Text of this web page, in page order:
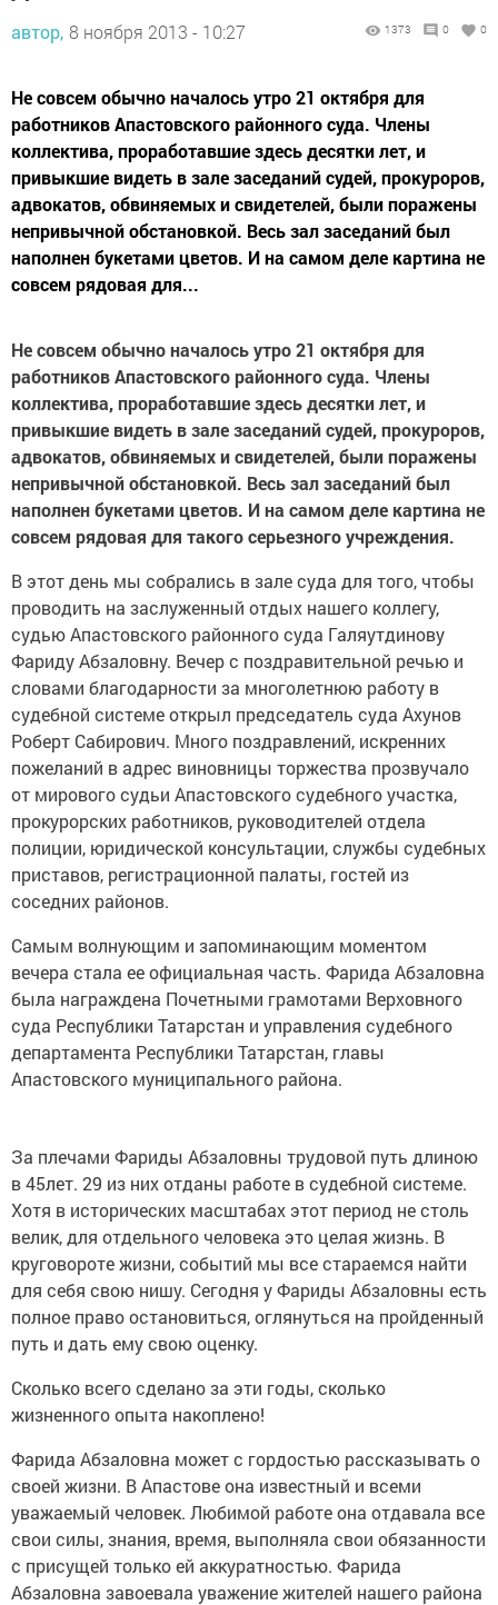
автор, 8 ноября 2013 - 10:27 1373 0 0
Не совсем обычно началось утро 21 октября для
работников Апастовского районного суда. Члены
коллектива, проработавшие здесь десятки лет, и
привыкшие видеть в зале заседаний судей, прокуроров,
адвокатов, обвиняемых и свидетелей, были поражены
непривычной обстановкой. Весь зал заседаний был
наполнен букетами цветов. И на самом деле картина не
совсем рядовая для...
Не совсем обычно началось утро 21 октября для
работников Апастовского районного суда. Члены
коллектива, проработавшие здесь десятки лет, и
привыкшие видеть в зале заседаний судей, прокуроров,
адвокатов, обвиняемых и свидетелей, были поражены
непривычной обстановкой. Весь зал заседаний был
наполнен букетами цветов. И на самом деле картина не
совсем рядовая для такого серьезного учреждения.
В этот день мы собрались в зале суда для того, чтобы
проводить на заслуженный отдых нашего коллегу,
судью Апастовского районного суда Галяутдинову
Фариду Абзаловну. Вечер с поздравительной речью и
словами благодарности за многолетнюю работу в
судебной системе открыл председатель суда Ахунов
Роберт Сабирович. Много поздравлений, искренних
пожеланий в адрес виновницы торжества прозвучало
от мирового судьи Апастовского судебного участка,
прокурорских работников, руководителей отдела
полиции, юридической консультации, службы судебных
приставов, регистрационной палаты, гостей из
соседних районов.
Самым волнующим и запоминающим моментом
вечера стала ее официальная часть. Фарида Абзаловна
была награждена Почетными грамотами Верховного
суда Республики Татарстан и управления судебного
департамента Республики Татарстан, главы
Апастовского муниципального района.
За плечами Фариды Абзаловны трудовой путь длиною
в 45лет. 29 из них отданы работе в судебной системе.
Хотя в исторических масштабах этот период не столь
велик, для отдельного человека это целая жизнь. В
круговороте жизни, событий мы все стараемся найти
для себя свою нишу. Сегодня у Фариды Абзаловны есть
полное право остановиться, оглянуться на пройденный
путь и дать ему свою оценку.
Сколько всего сделано за эти годы, сколько
жизненного опыта накоплено!
Фарида Абзаловна может с гордостью рассказывать о
своей жизни. В Апастове она известный и всеми
уважаемый человек. Любимой работе она отдавала все
свои силы, знания, время, выполняла свои обязанности
с присущей только ей аккуратностью. Фарида
Абзаловна завоевала уважение жителей нашего района